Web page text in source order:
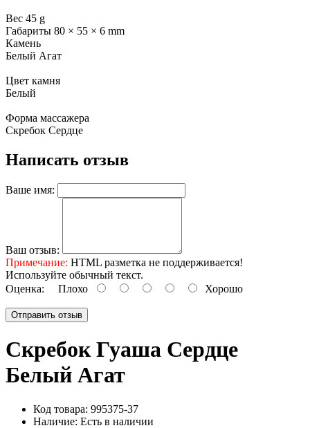
Вес 45 g
Габариты 80 × 55 × 6 mm
Камень
Белый Агат
Цвет камня
Белый
Форма массажера
Скребок Сердце
Написать отзыв
Ваше имя:
Ваш отзыв:
Примечание: HTML разметка не поддерживается!
Используйте обычный текст.
Оценка: Плохо Хорошо
Отправить отзыв
Скребок Гуаша Сердце
Белый Агат
Код товара: 995375-37
Наличие: Есть в наличии